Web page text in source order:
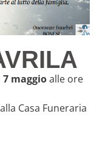
maggioalle ore
Casa Funeraria